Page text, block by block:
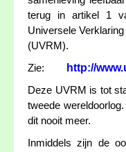
terug in artikel 1
Universele
(UVRM).
Zie:
http://
Deze UVRM is tot
tweede
dit nooit meer.
Inmiddels zijn de